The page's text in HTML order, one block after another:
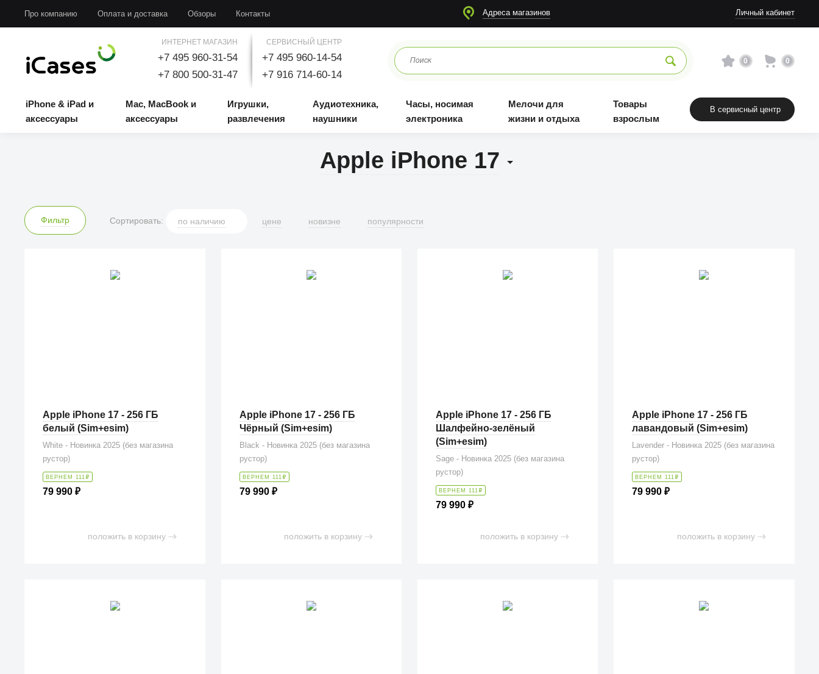
Про компанию Оплата и доставка Обзоры Контакты Адреса магазинов Личный кабинет
ИНТЕРНЕТ МАГАЗИН
+7 495 960-31-54
+7 800 500-31-47
СЕРВИСНЫЙ ЦЕНТР
+7 495 960-14-54
+7 916 714-60-14
0 0
iPhone & iPad и
аксессуары
Mac, MacBook и
аксессуары
Игрушки,
развлечения
Аудиотехника,
наушники
Часы, носимая
электроника
Мелочи для
жизни и отдыха
Товары
взрослым
В сервисный центр
Apple iPhone 17
Фильтр Сортировать: по наличию цене новизне популярности
Apple iPhone 17 - 256 ГБ
белый (Sim+esim)
White - Новинка 2025 (без магазина
рустор)
ВЕРНЕМ 111 ₽
79 990₽
положить в корзину
Apple iPhone 17 - 256 ГБ
Чёрный (Sim+esim)
Black - Новинка 2025 (без магазина
рустор)
ВЕРНЕМ 111 ₽
79 990 ₽
положить в корзину
Apple iPhone 17 - 256 ГБ
Шалфейно-зелёный
(Sim+esim)
Sage - Новинка 2025 (без магазина
рустор)
ВЕРНЕМ 111 ₽
79 990 ₽
положить в корзину
Apple iPhone 17 - 256 ГБ
лавандовый (Sim+esim)
Lavender - Новинка 2025 (без магазина
рустор)
ВЕРНЕМ 111 ₽
79 990₽
положить в корзину